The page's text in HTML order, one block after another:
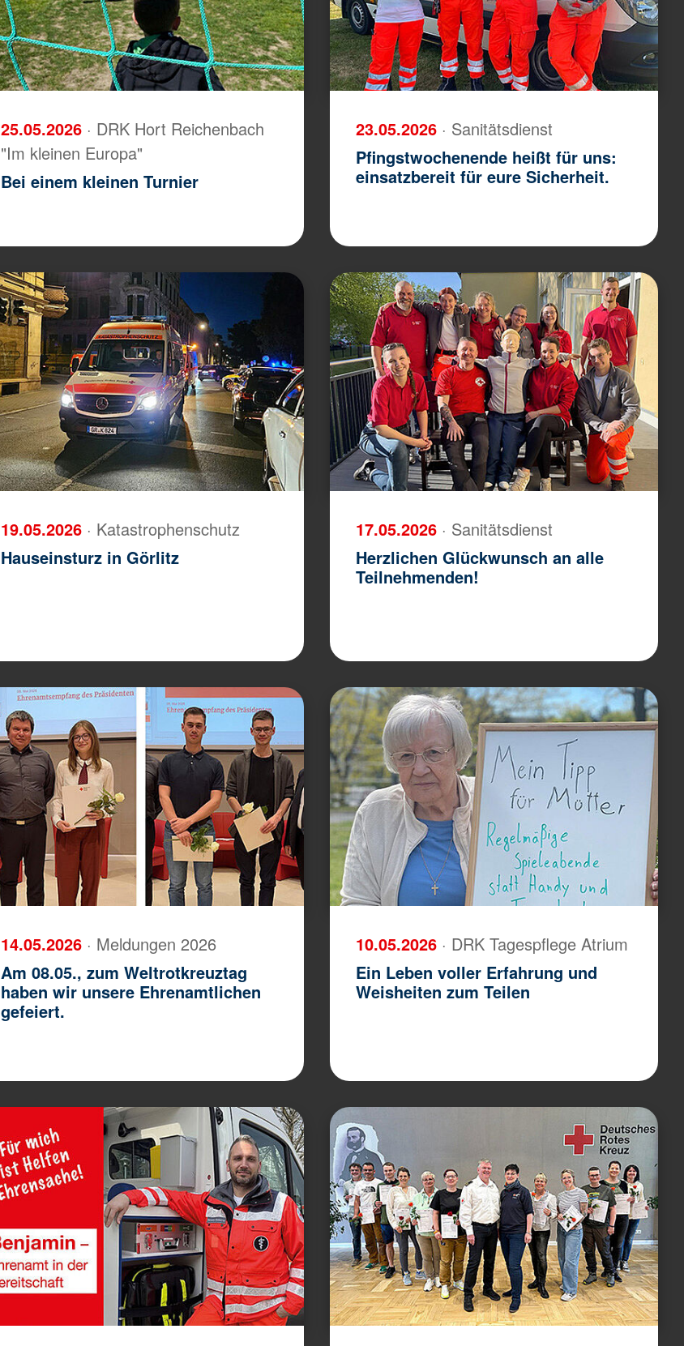
25.05.2026 · DRK Hort Reichenbach
"Im kleinen Europa"
Bei einem kleinen Turnier
23.05.2026 · Sanitätsdienst
Pfingstwochenende heißt für uns:
einsatzbereit für eure Sicherheit.
19.05.2026 · Katastrophenschutz
Hauseinsturz in Görlitz
17.05.2026 · Sanitätsdienst
Herzlichen Glückwunsch an alle
Teilnehmenden!
14.05.2026 · Meldungen 2026
Am 08.05., zum Weltrotkreuztag
haben wir unsere Ehrenamtlichen
gefeiert.
10.05.2026 · DRK Tagespflege Atrium
Ein Leben voller Erfahrung und
Weisheiten zum Teilen